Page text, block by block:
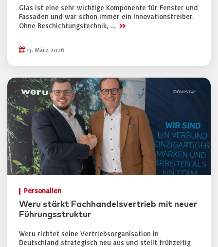
Glas ist eine sehr wichtige Komponente für Fenster und
Fassaden und war schon immer ein Innovationstreiber.
Ohne Beschichtungstechnik, … >>
13. März 2026
Personalien
Weru stärkt Fachhandelsvertrieb mit neuer
Führungsstruktur
Weru richtet seine Vertriebsorganisation in
Deutschland strategisch neu aus und stellt frühzeitig